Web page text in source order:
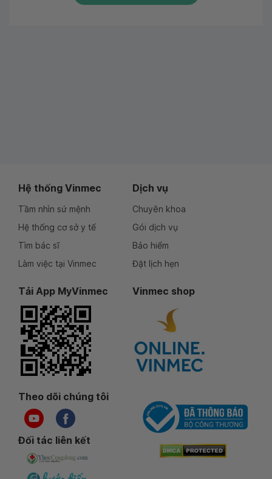
Hệ thống Vinmec
Tầm nhìn sứ mệnh
Hệ thống cơ sở y tế
Tìm bác sĩ
Làm việc tại Vinmec
Dịch vụ
Chuyên khoa
Gói dịch vụ
Bảo hiểm
Đặt lịch hẹn
Tải App MyVinmec Vinmec shop
Theo dõi chúng tôi
Đối tác liên kết